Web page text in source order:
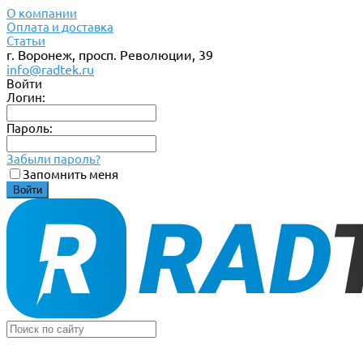
О компании
Оплата и доставка
Статьи
г. Воронеж, просп. Революции, 39
info@radtek.ru
Войти
Логин:
Пароль:
Забыли пароль?
Запомнить меня